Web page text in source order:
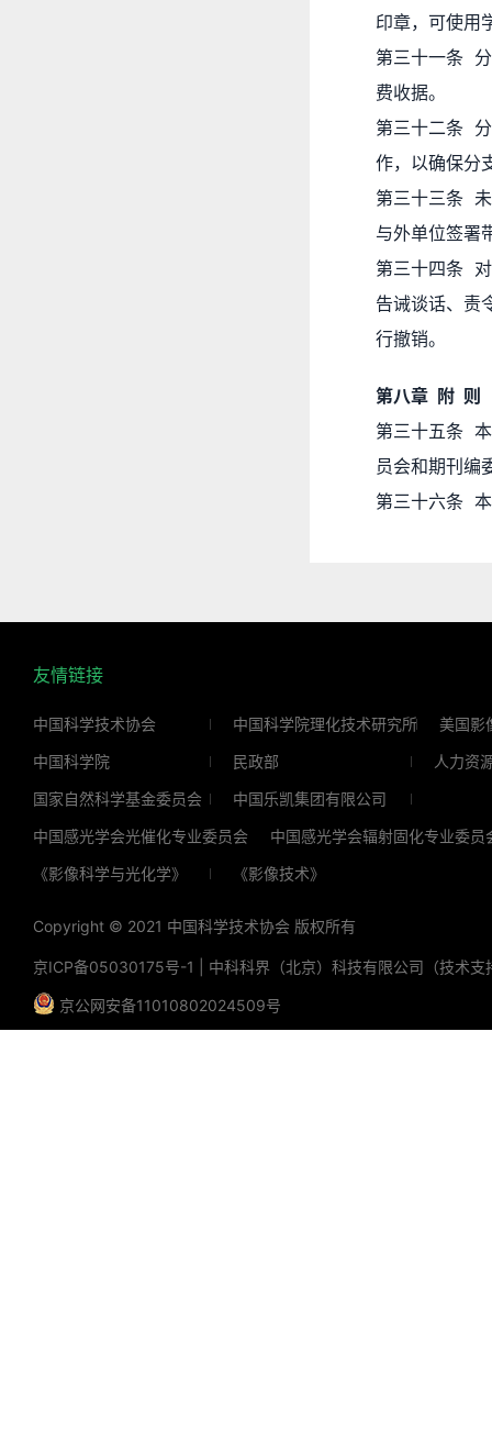
印章，可使用
第三十一条
费收据。
第三十二条
作，以确保分
第三十三条
与外单位签署
第三十四条
告诫谈话、责
行撤销。
第八章 附 则
第三十五条
员会和期刊编
第三十六条
友情链接
中国科学技术协会 中国科学院理化技术研究所
美国影
中国科学院
民政部
人力资
国家自然科学基金委员会
中国乐凯集团有限公司
中国感光学会光催化专业委员会
中国感光学会辐射固化专业委员
《影像科学与光化学》
《影像技术》
Copyright © 2021 中国科学技术协会 版权所有
京ICP备05030175号-1 中科科界（北京）科技有限公司（技术支
京公网安备11010802024509号